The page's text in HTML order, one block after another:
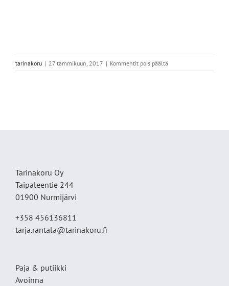
tarinakoru | 27 tammikuun, 2017 | Kommentit pois päältä
koivun
Tarinakoru Oy
Taipaleentie 244
01900 Nurmijärvi
+358 456136811
tarja.rantala@tarinakoru.fi
Paja & putiikki
Avoinna